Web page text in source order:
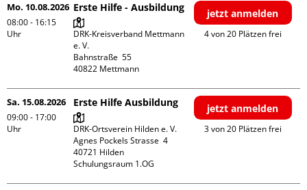
Mo. 10.08.2026
08:00 - 16:15
Uhr
Erste Hilfe - Ausbildung
DRK-Kreisverband Mettmann
e. V.
Bahnstraße  55
jetzt anmelden
4 von 20 Plätzen frei
Sa. 15.08.2026
09:00 - 17:00
Uhr
Erste Hilfe Ausbildung
DRK-Ortsverein Hilden e. V.
Agnes Pockels Strasse  4
40721 Hilden
Schulungsraum 1.OG
jetzt anmelden
3 von 20 Plätzen frei